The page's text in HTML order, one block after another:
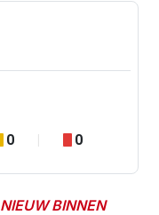
0 0
NIEUW BINNEN